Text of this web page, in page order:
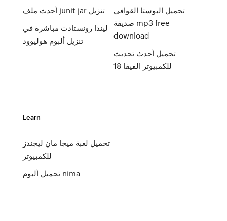
أحدث ملف junit jar تنزيل
ليندا رونستادت مباشرة في
تنزيل ألبوم هوليوود
تحميل البوستا القوافي
صديقة mp3 free
download
تحميل أحدث تحديث
للكمبيوتر الفيفا 18
Learn
تحميل لعبة ميجا مان ليجندز
للكمبيوتر
تحميل ألبوم nima